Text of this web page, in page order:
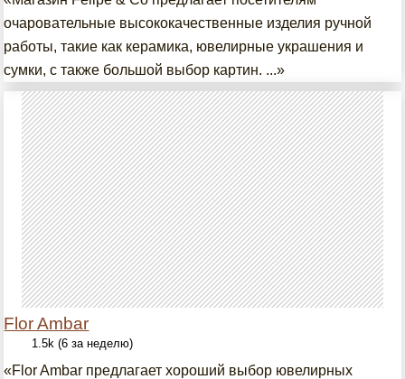
очаровательные высококачественные изделия ручной
работы, такие как керамика, ювелирные украшения и
сумки, с также большой выбор картин. ...»
Flor Ambar
1.5k (6 за неделю)
«Flor Ambar предлагает хороший выбор ювелирных